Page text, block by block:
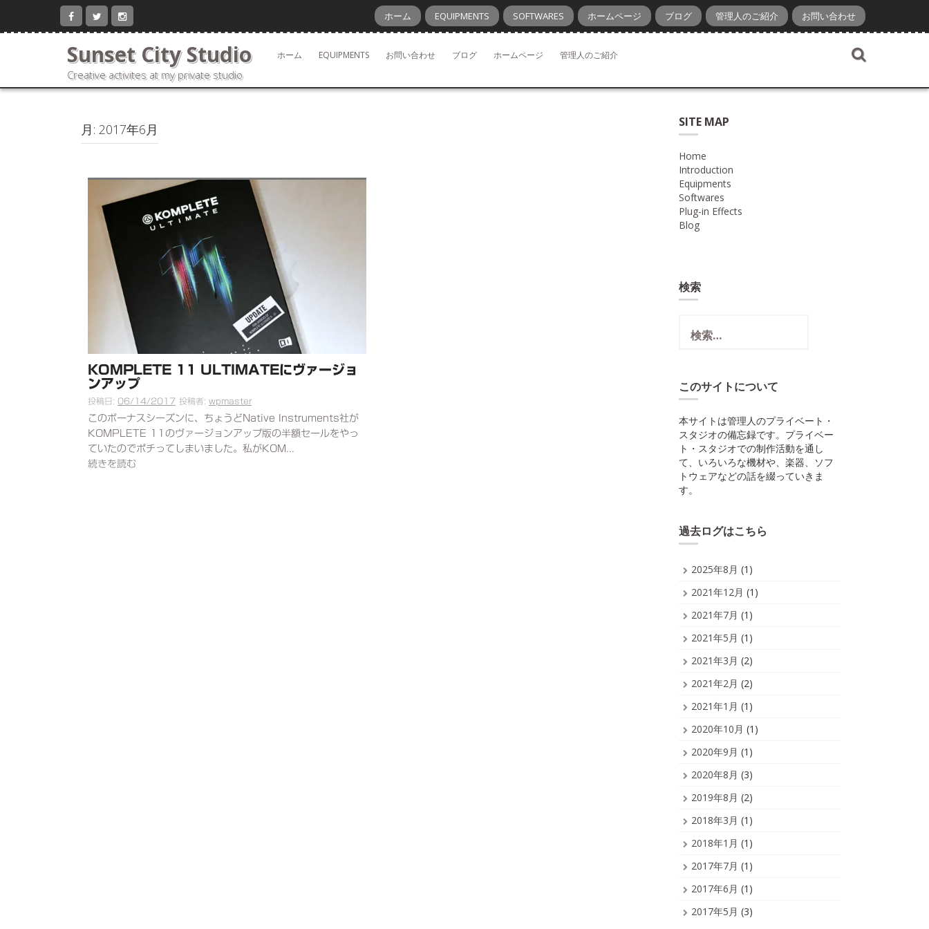
テ
ス
ホーム EQUIPMENTS SOFTWARES ホームページ ブログ 管理人のご紹介 お問い合わせ
Sunset City Studio
Creative activites at my private studio
ホーム EQUIPMENTS お問い合わせ ブログ ホームページ 管理人のご紹介
月: 2017年6月
KOMPLETE 11 ULTIMATEにヴァージョ
ンアップ
投稿日: 06/14/2017 投稿者: wpmaster
このボーナスシーズンに、ちょうどNative Instruments社が
KOMPLETE 11のヴァージョンアップ版の半額セールをやっ
ていたのでポチってしまいました。私がKOM...
続きを読む
SITE MAP
Home
Introduction
Equipments
Softwares
Plug-in Effects
Blog
検索
このサイトについて
本サイトは管理人のプライベート・
スタジオの備忘録です。プライベー
ト・スタジオでの制作活動を通し
て、いろいろな機材や、楽器、ソフ
トウェアなどの話を綴っていきま
す。
過去ログはこちら
2025年8月 (1)
2021年12月 (1)
2021年7月 (1)
2021年5月 (1)
2021年3月 (2)
2021年2月 (2)
2021年1月 (1)
2020年10月 (1)
2020年9月 (1)
2020年8月 (3)
2019年8月 (2)
2018年3月 (1)
2018年1月 (1)
2017年7月 (1)
2017年6月 (1)
2017年5月 (3)